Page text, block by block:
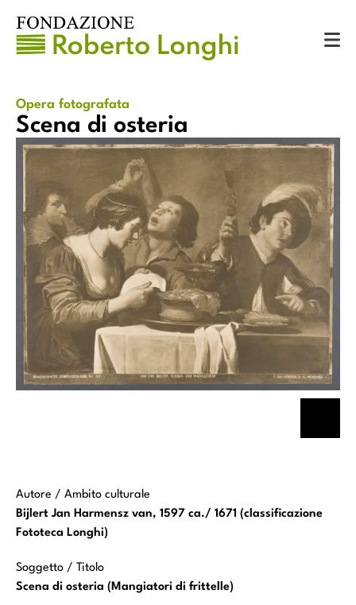
Scena di osteria
Scena di osteria
Opera fotografata
Autore / Ambito culturale
Bijlert Jan Harmensz van, 1597 ca./ 1671 (classificazione
Fototeca Longhi)
Soggetto / Titolo
Scena di osteria (Mangiatori di frittelle)